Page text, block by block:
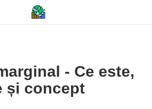
- Ce este,
și concept